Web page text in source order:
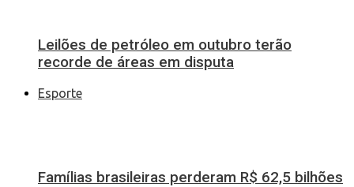
Famílias brasileiras perderam R$ 62,5 bilhões
Leilões de petróleo em outubro terão
recorde de áreas em disputa
Esporte